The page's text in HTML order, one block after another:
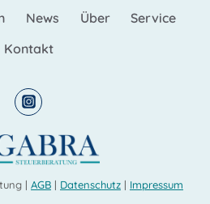
News Über
Service
Kontakt
| AGB | Datenschutz | Impressum